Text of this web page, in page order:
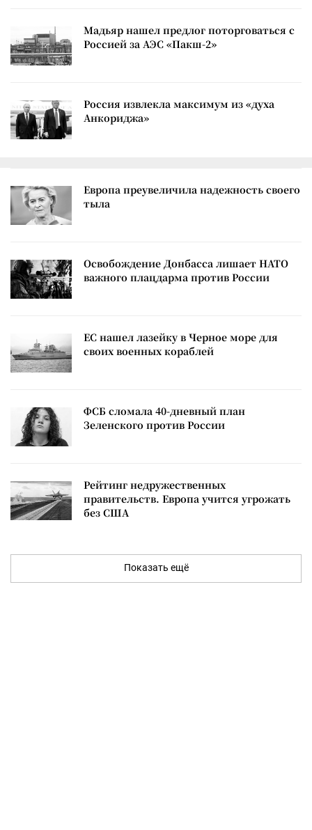
Мадьяр нашел предлог поторговаться с
Россией за АЭС «Пакш-2»
Россия извлекла максимум из «духа
Анкориджа»
Европа преувеличила надежность своего
тыла
Освобождение Донбасса лишает НАТО
важного плацдарма против России
ЕС нашел лазейку в Черное море для
своих военных кораблей
ФСБ сломала 40-дневный план
Зеленского против России
Рейтинг недружественных
правительств. Европа учится угрожать
без США
Показать ещё